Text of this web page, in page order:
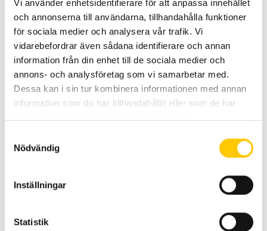
Vi använder enhetsidentifierare för att anpassa innehållet
och annonserna till användarna, tillhandahålla funktioner
för sociala medier och analysera vår trafik. Vi
vidarebefordrar även sådana identifierare och annan
information från din enhet till de sociala medier och
annons- och analysföretag som vi samarbetar med.
Dessa kan i sin tur kombinera informationen med annan
information som du har tillhandahållit eller som de har
Nödvändig
Inställningar
Statistik
Spetskompetens inom produkt-